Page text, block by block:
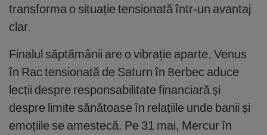
transforma o situație tensionată într-un avantaj
clar.
Finalul săptămânii are o vibrație aparte. Venus
în Rac tensionată de Saturn în Berbec aduce
lecții despre responsabilitate financiară și
despre limite sănătoase în relațiile unde banii și
emoțiile se amestecă. Pe 31 mai, Mercur în